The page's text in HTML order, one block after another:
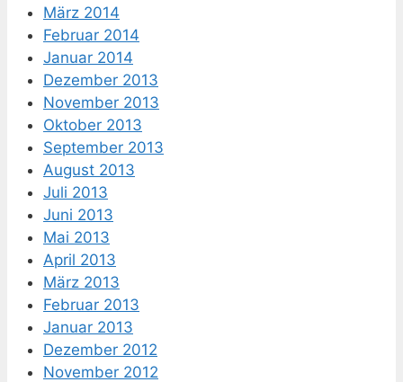
März 2014
Februar 2014
Januar 2014
Dezember 2013
November 2013
Oktober 2013
September 2013
August 2013
Juli 2013
Juni 2013
Mai 2013
April 2013
März 2013
Februar 2013
Januar 2013
Dezember 2012
November 2012